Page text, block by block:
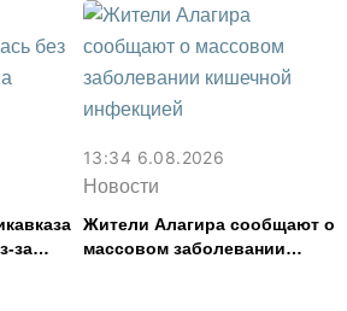
за
13:34 6.08.2026
Новости
Жители Алагира сообщают о
массовом заболевании